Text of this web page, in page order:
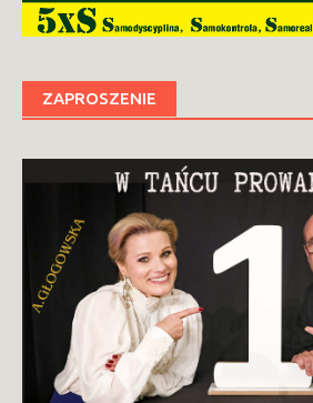
ZAPROSZENIE